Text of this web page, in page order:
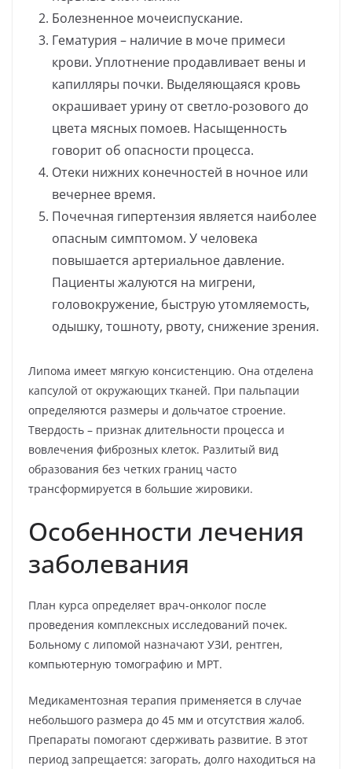
Болезненное мочеиспускание.
Гематурия – наличие в моче примеси
крови. Уплотнение продавливает вены и
капилляры почки. Выделяющаяся кровь
окрашивает урину от светло-розового до
цвета мясных помоев. Насыщенность
говорит об опасности процесса.
Отеки нижних конечностей в ночное или
вечернее время.
Почечная гипертензия является наиболее
опасным симптомом. У человека
повышается артериальное давление.
Пациенты жалуются на мигрени,
головокружение, быструю утомляемость,
одышку, тошноту, рвоту, снижение зрения.
Липома имеет мягкую консистенцию. Она отделена
капсулой от окружающих тканей. При пальпации
определяются размеры и дольчатое строение.
Твердость – признак длительности процесса и
вовлечения фиброзных клеток. Разлитый вид
образования без четких границ часто
трансформируется в большие жировики.
Особенности лечения
заболевания
План курса определяет врач-онколог после
проведения комплексных исследований почек.
Больному с липомой назначают УЗИ, рентген,
компьютерную томографию и МРТ.
Медикаментозная терапия применяется в случае
небольшого размера до 45 мм и отсутствия жалоб.
Препараты помогают сдерживать развитие. В этот
период запрещается: загорать, долго находиться на